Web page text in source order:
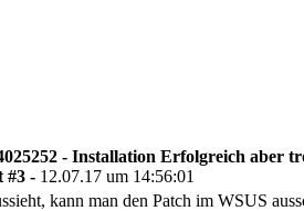
- Installation Erfolgreich aber
#3 - 12.07.17 um 14:56:01
kann man den Patch im WSUS